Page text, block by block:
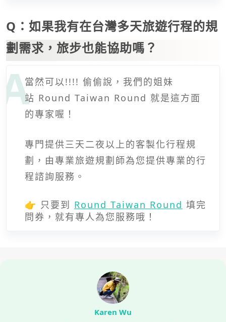
Q：如果我有在台灣多天旅遊行程的規
劃需求，旅步也能協助嗎？
當然可以!!!! 偷偷說，我們的姐妹
站 Round Taiwan Round 就是這方面
的專家喔！
專門提供三天二夜以上的客製化行程規
劃，由專業旅遊規劃師為您提供專業的行
程諮詢服務。
👉 只要到 Round Taiwan Round 填完
問券，就有專人為您服務哦！
Karen Wu